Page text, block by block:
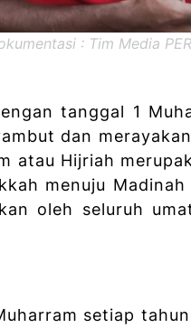
: Tim Media
tanggal 1
dan
atau Hijriah
menuju
oleh seluruh
setiap